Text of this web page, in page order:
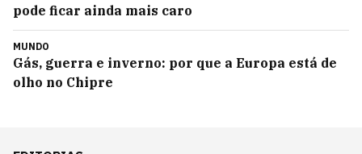
pode ficar ainda mais caro
MUNDO
Gás, guerra e inverno: por que a Europa está de
olho no Chipre